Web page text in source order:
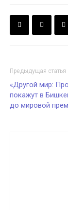
Предыдущая статья
«Другой мир:
покажут в
до мировой